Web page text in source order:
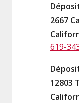
2667
619-
12803